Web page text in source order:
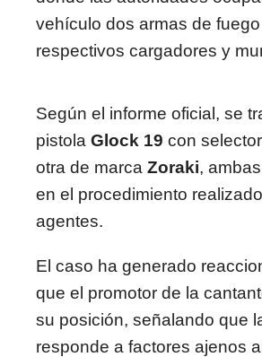
vehículo dos armas de
respectivos cargadores y
Según el informe oficial, se
pistola Glock 19 con
otra de marca Zoraki,
en el procedimiento
agentes.
El caso ha generado
que el promotor de la
su posición, señalando que
responde a factores ajenos